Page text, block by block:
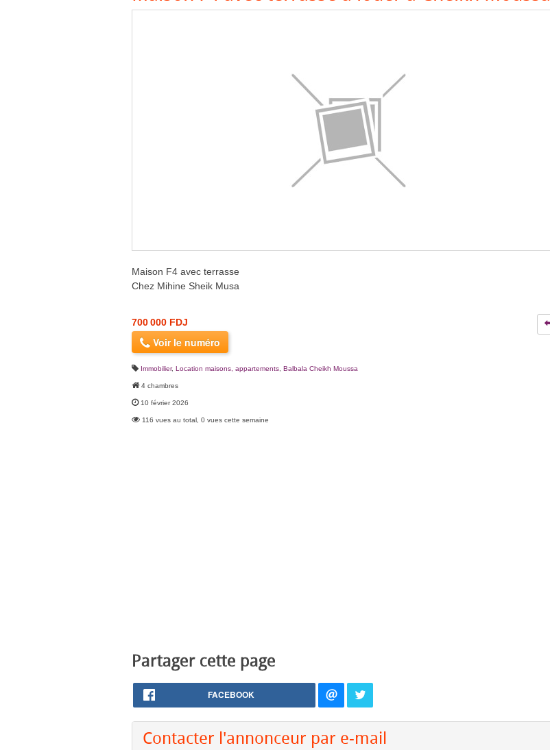
Maison F4 avec terrasse
Chez Mihine Sheik Musa
700 000 FDJ
Voir le numéro
Immobilier, Location maisons, appartements Balbala Cheikh Moussa
4 chambres
10 février 2026
116 vues au total, 0 vues cette semaine
Partager cette page
FACEBOOK
Contacter l'annonceur par e-mail